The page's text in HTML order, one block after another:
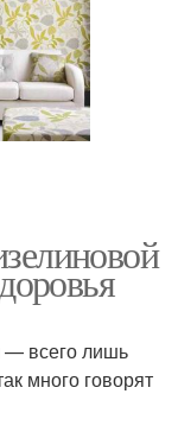
— всего лишь
много говорят